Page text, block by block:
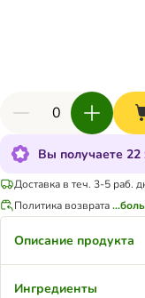
Вы получаете 22
Доставка в теч. 3-5 раб.
Политика возврата
Описание продукта
Ингредиенты